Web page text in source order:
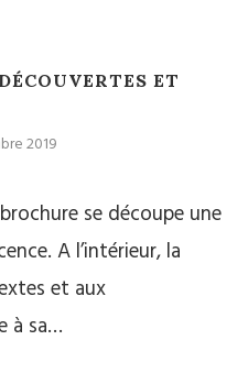
ET
2019
se découpe une
A l’intérieur, la
et aux
à sa…